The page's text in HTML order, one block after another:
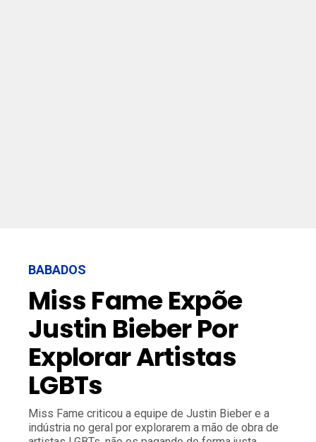
BABADOS
Miss Fame Expõe
Justin Bieber Por
Explorar Artistas
LGBTs
Miss Fame criticou a equipe de Justin Bieber e a
indústria no geral por explorarem a mão de obra de